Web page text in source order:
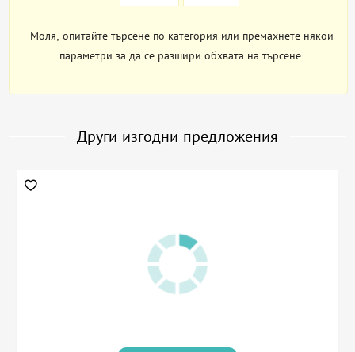
Моля, опитайте търсене по категория или премахнете някои
параметри за да се разшири обхвата на търсене.
Други изгодни предложения